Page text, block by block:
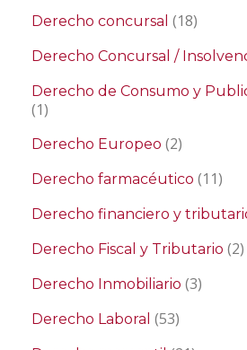
Derecho concursal (18)
Derecho Concursal /
Derecho de Consumo y
(1)
Derecho Europeo (2)
Derecho farmacéutico (11)
Derecho financiero y
Derecho Fiscal y Tributario (2)
Derecho Inmobiliario (3)
Derecho Laboral (53)